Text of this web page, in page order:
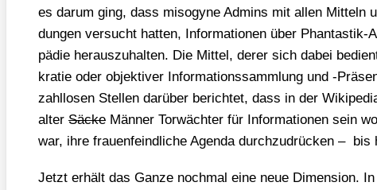
es dar­um ging, dass miso­gy­ne Admins mit allen Mit­teln
dun­gen ver­sucht hat­ten, Infor­ma­tio­nen über
pä­die her­aus­zu­hal­ten. Die Mit­tel, derer sich dabei
kra­tie oder objek­ti­ver Infor­ma­ti­ons­samm­lung und
zahl­lo­sen Stel­len dar­über berich­tet, dass in der
alter Säcke Män­ner Tor­wäch­ter für Infor­ma­tio­nen sein
war, ihre frau­en­feind­li­che Agen­da durch­zu­drü­cken – bis
Jetzt erhält das Gan­ze noch­mal eine neue Dimen­si­on.